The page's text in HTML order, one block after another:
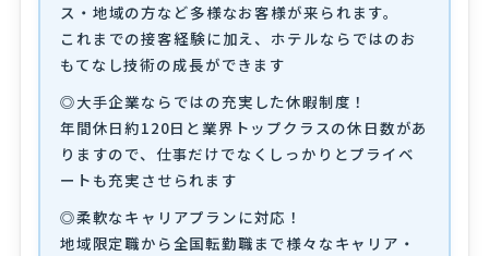
ス・地域の方など多様なお客様が来られます。
これまでの接客経験に加え、ホテルならではのお
もてなし技術の成長ができます
◎大手企業ならではの充実した休暇制度！
年間休日約120日と業界トップクラスの休日数があ
りますので、仕事だけでなくしっかりとプライベ
ートも充実させられます
◎柔軟なキャリアプランに対応！
地域限定職から全国転勤職まで様々なキャリア・